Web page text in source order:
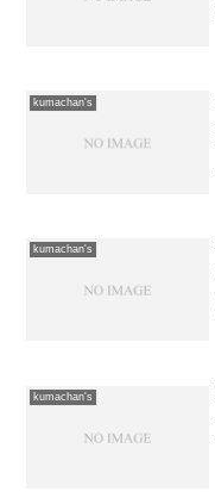
kumachan's
kumachan's
kumachan's